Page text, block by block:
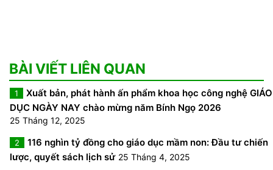
BÀI VIẾT LIÊN QUAN
1
Xuất bản, phát hành ấn phẩm khoa học công nghệ GIÁO
DỤC NGÀY NAY chào mừng năm Bính Ngọ 2026
25 Tháng 12, 2025
2
116 nghìn tỷ đồng cho giáo dục mầm non: Đầu tư chiến
lược, quyết sách lịch sử 25 Tháng 4, 2025